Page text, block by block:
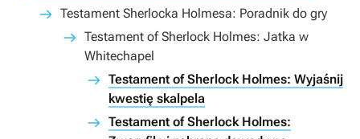
Testament Sherlocka Holmesa: Poradnik do gry
Testament of Sherlock Holmes: Jatka w
Whitechapel
Testament of Sherlock Holmes: Wyjaśnij
kwestię skalpela
Testament of Sherlock Holmes: